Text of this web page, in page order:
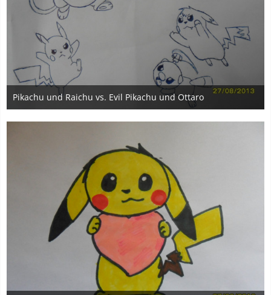
Pikachu und Raichu vs. Evil Pikachu und Ottaro
27. August 2013
3